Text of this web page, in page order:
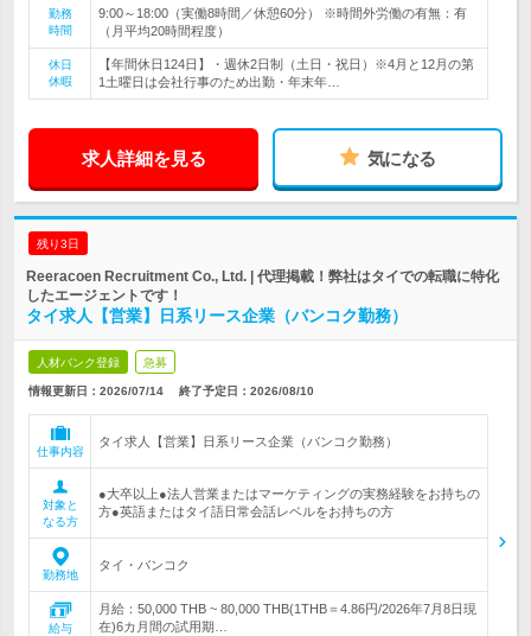
勤務
時間
9:00～18:00（実働8時間／休憩60分） ※時間外労働の有無：有
（月平均20時間程度）
休日
休暇
【年間休日124日】・週休2日制（土日・祝日）※4月と12月の第
1土曜日は会社行事のため出勤・年末年…
求人詳細を見る 気になる
残り3日
Reeracoen Recruitment Co., Ltd. | 代理掲載！弊社はタイでの転職に特化
したエージェントです！
タイ求人【営業】日系リース企業（バンコク勤務）
人材バンク登録 急募
情報更新日：2026/07/14 終了予定日： 2026/08/10
仕事内容
タイ求人【営業】日系リース企業（バンコク勤務）
対象と
なる方
●大卒以上●法人営業またはマーケティングの実務経験をお持ちの
方●英語またはタイ語日常会話レベルをお持ちの方
勤務地
タイ・バンコク
給与
月給：50,000 THB ~ 80,000 THB(1THB＝4.86円/2026年7月8日現
在)6カ月間の試用期…